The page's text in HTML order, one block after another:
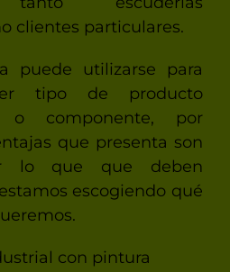
clientes particulares.
puede utilizarse para
tipo de producto
o componente, por
que presenta son
lo que que deben
escogiendo qué
con pintura